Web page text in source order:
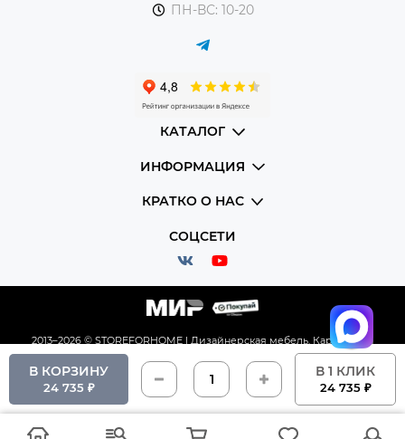
В КОРЗИНУ
24 735 ₽
В 1 КЛИК
24 735 ₽
ПН-ВС: 10-20
КАТАЛОГ
ИНФОРМАЦИЯ
КРАТКО О НАС
СОЦСЕТИ
2013–2026 © STOREFORHOME | Дизайнерская мебель. Карта сайта